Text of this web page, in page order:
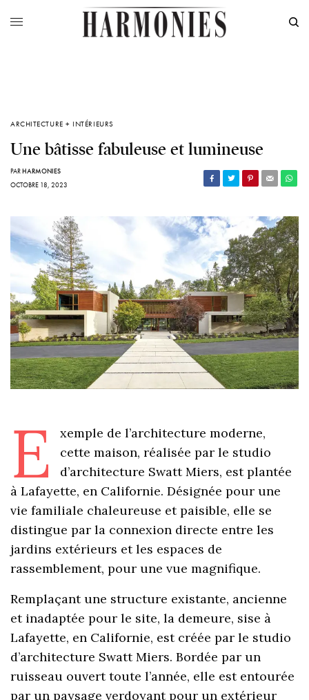
ARCHITECTURE + INTÉRIEURS
Une bâtisse fabuleuse et lumineuse
PARHARMONIES
OCTOBRE 18, 2023
E
xemple de l’architecture moderne,
cette maison, réalisée par le studio
d’architecture Swatt Miers, est plantée
à Lafayette, en Californie. Désignée pour une
vie familiale chaleureuse et paisible, elle se
distingue par la connexion directe entre les
jardins extérieurs et les espaces de
rassemblement, pour une vue magnifique.
Remplaçant une structure existante, ancienne
et inadaptée pour le site, la demeure, sise à
Lafayette, en Californie, est créée par le studio
d’architecture Swatt Miers. Bordée par un
ruisseau ouvert toute l’année, elle est entourée
par un paysage verdoyant pour un extérieur